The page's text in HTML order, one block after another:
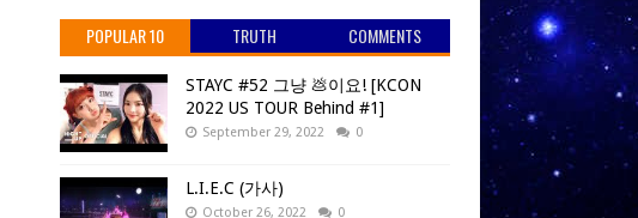
POPULAR 10 TRUTH COMMENTS
STAYC #52 그냥 💩이요! [KCON
2022 US TOUR Behind #1]
September 29, 2022 0
L.I.E.C (가사)
October 26, 2022 0